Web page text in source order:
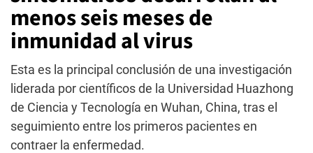
menos seis meses de
inmunidad al virus
Esta es la principal conclusión de una investigación
liderada por científicos de la Universidad Huazhong
de Ciencia y Tecnología en Wuhan, China, tras el
seguimiento entre los primeros pacientes en
contraer la enfermedad.